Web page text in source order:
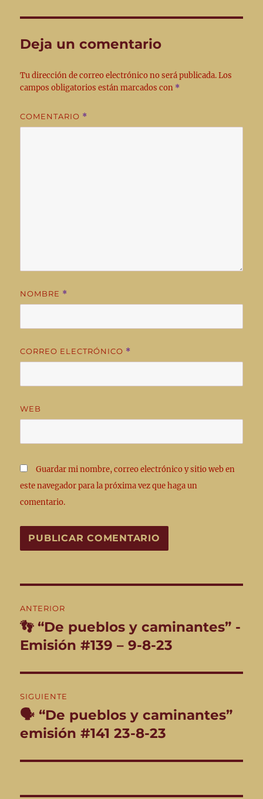
Deja un comentario
Tu dirección de correo electrónico no será publicada. Los
campos obligatorios están marcados con *
COMENTARIO *
NOMBRE *
CORREO ELECTRÓNICO *
WEB
Guardar mi nombre, correo electrónico y sitio web en
este navegador para la próxima vez que haga un
comentario.
de
entradas
ANTERIOR
Entrada
anterior:
👣 “De pueblos y caminantes” -
Emisión #139 – 9-8-23
SIGUIENTE
Entrada
siguiente:
🗣️ “De pueblos y caminantes”
emisión #141 23-8-23